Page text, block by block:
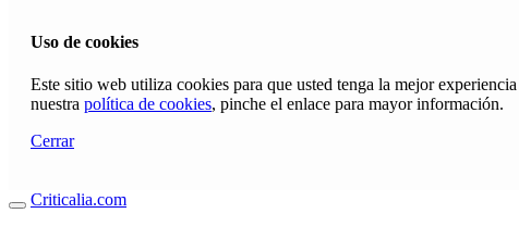
Uso de cookies
Este sitio web utiliza cookies para que usted tenga la mejor
nuestra política de cookies, pinche el enlace para mayor información.
Cerrar
Criticalia.com